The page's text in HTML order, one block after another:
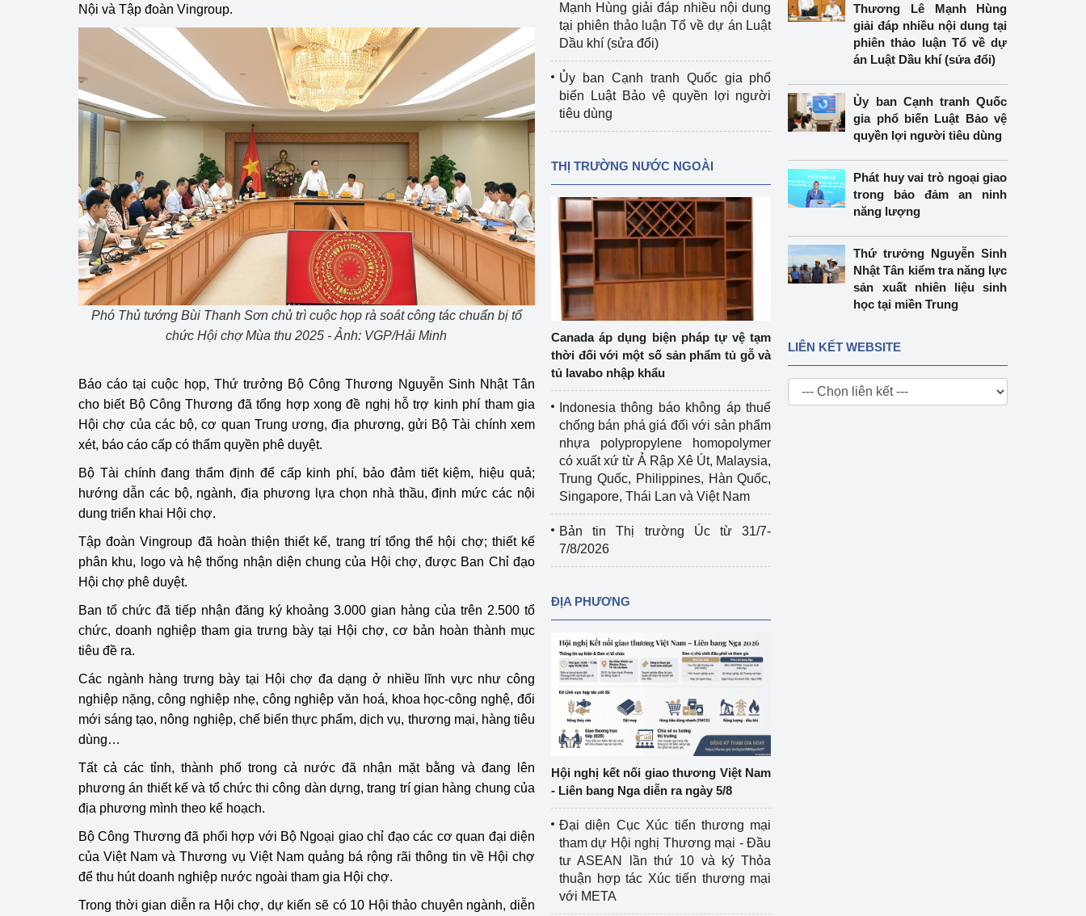
Phát triển nguồn nhân lực
Phát triển bền vững
Tổ chức kiểm định
Tổ chức kiểm định kỹ thuật an toàn lao
động thuộc thẩm quyền quản lý của
Bộ Công Thương
Tổ chức được cấp GCN đăng ký, hoạt
động kiểm định thiết bị, dụng cụ điện
làm việc ở môi trường không có nguy
hiểm khí, bụi nổ
Cơ sở sản xuất, sửa chữa chai chứa
LPG
Tổ chức huấn luyện, bồi dưỡng
nghiệp vụ kiểm định kỹ thuật an toàn
Văn hóa ngành Công Thương
Tái cơ cấu ngành Công Thương
Quản lý thị trường
Sử dụng năng lượng tiết kiệm và
hiệu quả
Hiệu quả năng lượng
Khoa học, công nghệ và đổi mới sáng
tạo
Bảo vệ môi trường Video bảo vệ môi trường
Album ảnh bảo vệ môi trường
Văn bản về môi trường
Đọc báo giúp bạn
Bảo vệ nền tảng tư tưởng của Đảng
Doanh nghiệp - Người dân
Xúc tiến thương mại Khu vực miền Bắc
Khu vực miền Trung
Thị trường nước ngoàiHiệp định EVFTA
Thị trường châu Âu – châu Mỹ
Thị trường trong nước
Ngành Công Thương đưa nghị quyết
Đại hội XIV của Đảng vào cuộc sống
Chính sách
Sản xuất công nghiệp
Phát triển năng lượng
Nội và Tập đoàn Vingroup.
Phó Thủ tướng Bùi Thanh Sơn chủ trì cuộc họp rà soát công tác chuẩn bị tổ
chức Hội chợ Mùa thu 2025 - Ảnh: VGP/Hải Minh
Báo cáo tại cuộc họp, Thứ trưởng Bộ Công Thương Nguyễn Sinh Nhật Tân
cho biết Bộ Công Thương đã tổng hợp xong đề nghị hỗ trợ kinh phí tham gia
Hội chợ của các bộ, cơ quan Trung ương, địa phương, gửi Bộ Tài chính xem
xét, báo cáo cấp có thẩm quyền phê duyệt.
Bộ Tài chính đang thẩm định để cấp kinh phí, bảo đảm tiết kiệm, hiệu quả;
hướng dẫn các bộ, ngành, địa phương lựa chọn nhà thầu, định mức các nội
dung triển khai Hội chợ.
Tập đoàn Vingroup đã hoàn thiện thiết kế, trang trí tổng thể hội chợ; thiết kế
phân khu, logo và hệ thống nhận diện chung của Hội chợ, được Ban Chỉ đạo
Hội chợ phê duyệt.
Ban tổ chức đã tiếp nhận đăng ký khoảng 3.000 gian hàng của trên 2.500 tổ
chức, doanh nghiệp tham gia trưng bày tại Hội chợ, cơ bản hoàn thành mục
tiêu đề ra.
Các ngành hàng trưng bày tại Hội chợ đa dạng ở nhiều lĩnh vực như công
nghiệp nặng, công nghiệp nhẹ, công nghiệp văn hoá, khoa học-công nghệ, đổi
mới sáng tạo, nông nghiệp, chế biến thực phẩm, dịch vụ, thương mại, hàng tiêu
dùng…
Tất cả các tỉnh, thành phố trong cả nước đã nhận mặt bằng và đang lên
phương án thiết kế và tổ chức thi công dàn dựng, trang trí gian hàng chung của
địa phương mình theo kế hoạch.
Bộ Công Thương đã phối hợp với Bộ Ngoại giao chỉ đạo các cơ quan đại diện
của Việt Nam và Thương vụ Việt Nam quảng bá rộng rãi thông tin về Hội chợ
để thu hút doanh nghiệp nước ngoài tham gia Hội chợ.
Trong thời gian diễn ra Hội chợ, dự kiến sẽ có 10 Hội thảo chuyên ngành, diễn
Mạnh Hùng giải đáp nhiều nội dung
tại phiên thảo luận Tổ về dự án Luật
Dầu khí (sửa đổi)
Ủy ban Cạnh tranh Quốc gia phổ
biến Luật Bảo vệ quyền lợi người
tiêu dùng
THỊ TRƯỜNG NƯỚC NGOÀI
Canada áp dụng biện pháp tự vệ tạm
thời đối với một số sản phẩm tủ gỗ và
tủ lavabo nhập khẩu
Indonesia thông báo không áp thuế
chống bán phá giá đối với sản phẩm
nhựa polypropylene homopolymer
có xuất xứ từ Ả Rập Xê Út, Malaysia,
Trung Quốc, Philippines, Hàn Quốc,
Singapore, Thái Lan và Việt Nam
Bản tin Thị trường Úc từ 31/7-
7/8/2026
ĐỊA PHƯƠNG
Hội nghị kết nối giao thương Việt Nam
- Liên bang Nga diễn ra ngày 5/8
Đại diện Cục Xúc tiến thương mại
tham dự Hội nghị Thương mại - Đầu
tư ASEAN lần thứ 10 và ký Thỏa
thuận hợp tác Xúc tiến thương mại
với META
Thương Lê Mạnh Hùng
giải đáp nhiều nội dung tại
phiên thảo luận Tổ về dự
án Luật Dầu khí (sửa đổi)
Ủy ban Cạnh tranh Quốc
gia phổ biến Luật Bảo vệ
quyền lợi người tiêu dùng
Phát huy vai trò ngoại giao
trong bảo đảm an ninh
năng lượng
Thứ trưởng Nguyễn Sinh
Nhật Tân kiểm tra năng lực
sản xuất nhiên liệu sinh
học tại miền Trung
LIÊN KẾT WEBSITE